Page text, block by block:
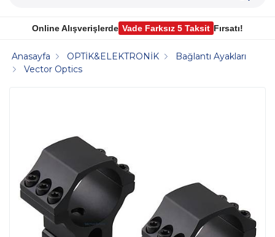
Online Alışverişlerde Vade Farksız 5 Taksit Fırsatı!
Anasayfa OPTİK&ELEKTRONİK
Bağlantı Ayakları
Vector Optics